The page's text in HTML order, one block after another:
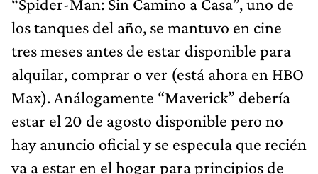
los tanques del año, se mantuvo en cine
tres meses antes de estar disponible para
alquilar, comprar o ver (está ahora en HBO
Max). Análogamente “Maverick” debería
estar el 20 de agosto disponible pero no
hay anuncio oficial y se especula que recién
va a estar en el hogar para principios de